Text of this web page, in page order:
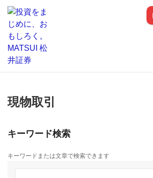
現物取引
キーワード検索
キーワードまたは文章で検索できます